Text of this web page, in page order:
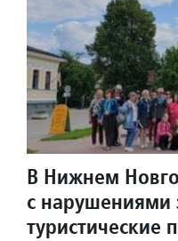
В Нижнем
с нарушениями
туристические